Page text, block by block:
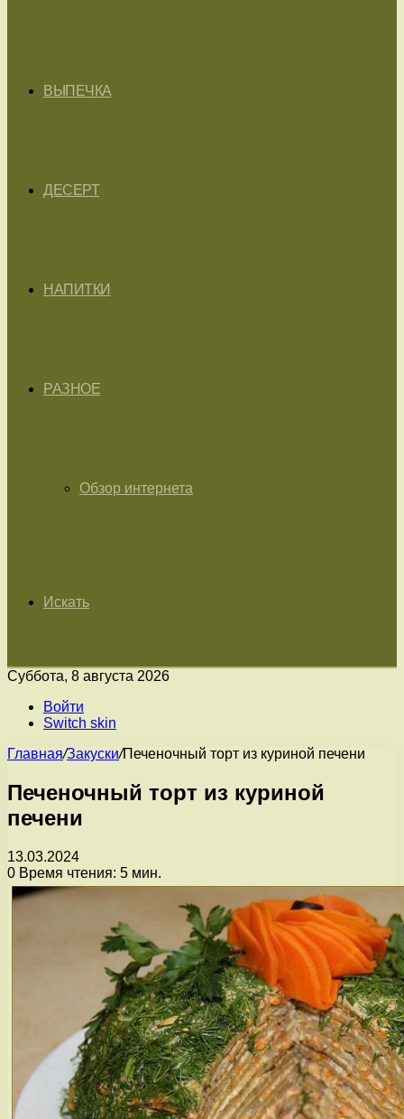
ВЫПЕЧКА
ДЕСЕРТ
НАПИТКИ
РАЗНОЕ
Обзор интернета
Искать
Суббота, 8 августа 2026
Войти
Switch skin
Главная/Закуски/Печеночный торт из куриной печени
Печеночный торт из куриной
печени
13.03.2024
0 Время чтения: 5 мин.